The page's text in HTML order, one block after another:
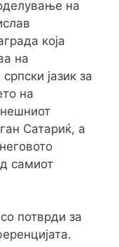
на
која
на
јазик за
на
Сатариќ, а
самиот
потврди за